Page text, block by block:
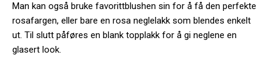
Man kan også bruke favorittblushen sin for å få den perfekte
rosafargen, eller bare en rosa neglelakk som blendes enkelt
ut. Til slutt påføres en blank topplakk for å gi neglene en
glasert look.